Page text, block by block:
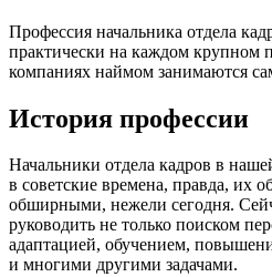
Профессия начальника отдела
практически на каждом крупном
компаниях наймом занимаются
История профессии
Начальники отдела кадров в
в советские времена, правда, их
обширными, нежели сегодня.
руководить не только поиском
адаптацией, обучением,
и многими другими задачами.